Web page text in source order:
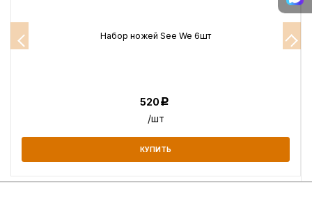
Набор ножей See We 6шт
520Р
/шт
КУПИТЬ